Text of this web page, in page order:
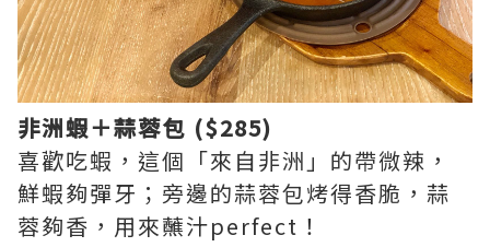
非洲蝦＋蒜蓉包 ($285)
喜歡吃蝦，這個「來自非洲」的帶微辣，
鮮蝦夠彈牙；旁邊的蒜蓉包烤得香脆，蒜
蓉夠香，用來蘸汁perfect！